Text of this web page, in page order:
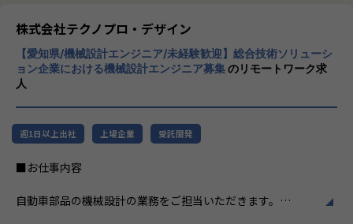
程プロジェクトの増加といった世の中で技術
者集団として価値提供を行うために、エンジ
ニアが生涯活躍できる環境を考え事業運営を
行っています。
株式会社テクノプロ・デザイン
【愛知県/機械設計エンジニア/未経験歓迎】総合技術ソリューシ
ョン企業における機械設計エンジニア募集のリモートワーク求
人
週1日以上出社 上場企業 受託開発
■お仕事内容
自動車部品の機械設計の業務をご担当いただきます。